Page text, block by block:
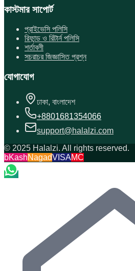
কাস্টমার সাপোর্ট
প্রাইভেসি পলিসি
রিফান্ড ও রিটার্ন পলিসি
শর্তাবলী
সচরাচর জিজ্ঞাসিত প্রশ্ন
যোগাযোগ
ঢাকা, বাংলাদেশ
+8801681354066
support@halalzi.com
© 2025 Halalzi. All rights reserved.
bKashNagadVISAMC